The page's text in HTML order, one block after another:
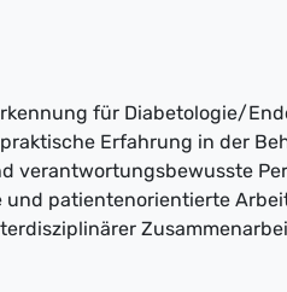
für Diabetologie/
Erfahrung in der
verantwortungsbewusste
und patientenorientierte